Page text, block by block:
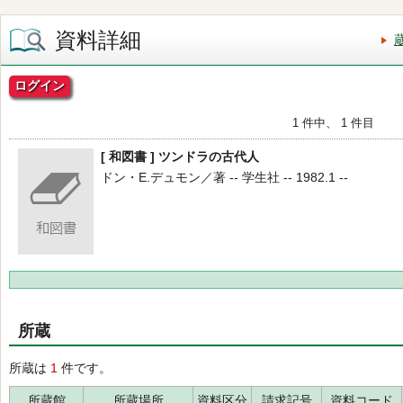
資料詳細
ログイン
1 件中、 1 件目
[ 和図書 ] ツンドラの古代人
ドン・E.デュモン／著 -- 学生社 -- 1982.1 --
所蔵
所蔵は 1 件です。